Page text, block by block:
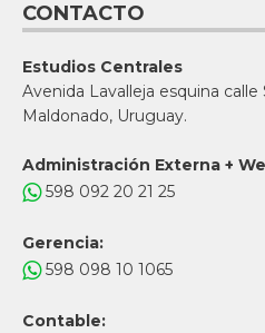
CONTACTO
Estudios Centrales
Avenida Lavalleja esquina calle
Maldonado, Uruguay.
Administración Externa +
598 092 20 21 25
Gerencia:
598 098 10 1065
Contable: